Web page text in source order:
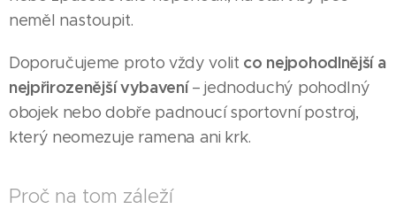
neměl nastoupit.
Doporučujeme proto vždy volit co nejpohodlnější a
nejpřirozenější vybavení– jednoduchý pohodlný
obojek nebo dobře padnoucí sportovní postroj,
který neomezuje ramena ani krk.
Proč na tom záleží